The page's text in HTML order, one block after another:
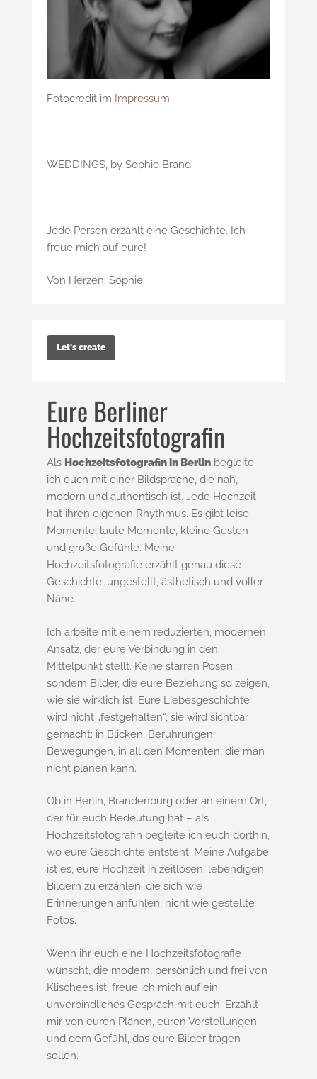
Fotocredit im Impressum
WEDDINGS, by Sophie Brand
Jede Person erzählt eine Geschichte. Ich
freue mich auf eure!
Von Herzen, Sophie
Let's create
Eure Berliner
Hochzeitsfotografin
Als Hochzeitsfotografin in Berlin begleite
ich euch mit einer Bildsprache, die nah,
modern und authentisch ist. Jede Hochzeit
hat ihren eigenen Rhythmus. Es gibt leise
Momente, laute Momente, kleine Gesten
und große Gefühle. Meine
Hochzeitsfotografie erzählt genau diese
Geschichte: ungestellt, ästhetisch und voller
Nähe.
Ich arbeite mit einem reduzierten, modernen
Ansatz, der eure Verbindung in den
Mittelpunkt stellt. Keine starren Posen,
sondern Bilder, die eure Beziehung so zeigen,
wie sie wirklich ist. Eure Liebesgeschichte
wird nicht „festgehalten“, sie wird sichtbar
gemacht: in Blicken, Berührungen,
Bewegungen, in all den Momenten, die man
nicht planen kann.
Ob in Berlin, Brandenburg oder an einem Ort,
der für euch Bedeutung hat – als
Hochzeitsfotografin begleite ich euch dorthin,
wo eure Geschichte entsteht. Meine Aufgabe
ist es, eure Hochzeit in zeitlosen, lebendigen
Bildern zu erzählen, die sich wie
Erinnerungen anfühlen, nicht wie gestellte
Fotos.
Wenn ihr euch eine Hochzeitsfotografie
wünscht, die modern, persönlich und frei von
Klischees ist, freue ich mich auf ein
unverbindliches Gespräch mit euch. Erzählt
mir von euren Plänen, euren Vorstellungen
und dem Gefühl, das eure Bilder tragen
sollen.